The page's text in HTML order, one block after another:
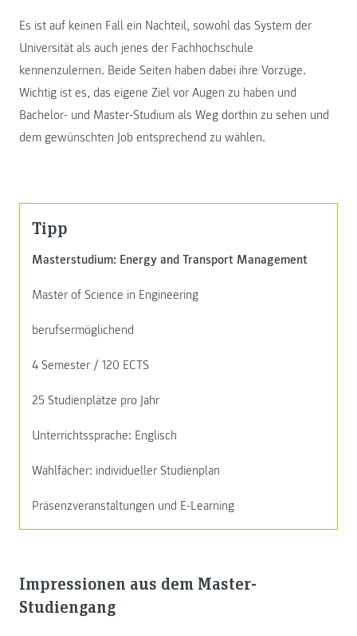
Es ist auf keinen Fall ein Nachteil, sowohl das System der
Universität als auch jenes der Fachhochschule
kennenzulernen. Beide Seiten haben dabei ihre Vorzüge.
Wichtig ist es, das eigene Ziel vor Augen zu haben und
Bachelor- und Master-Studium als Weg dorthin zu sehen und
dem gewünschten Job entsprechend zu wählen.
Tipp
Masterstudium: Energy and Transport Management
Master of Science in Engineering
berufsermöglichend
4 Semester / 120 ECTS
25 Studienplätze pro Jahr
Unterrichtssprache: Englisch
Wahlfächer: individueller Studienplan
Präsenzveranstaltungen und E-Learning
Impressionen aus dem Master-
Studiengang